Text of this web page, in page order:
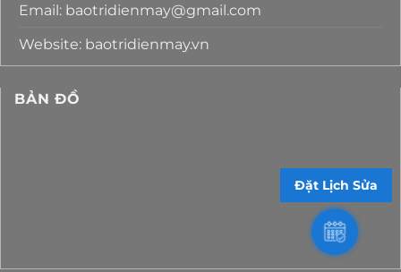
Email: baotridienmay@gmail.com
Website: baotridienmay.vn
BẢN ĐỒ
Đặt Lịch Sửa